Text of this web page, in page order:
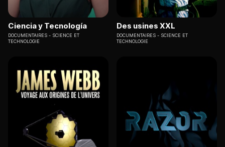
Ciencia y Tecnología
DOCUMENTAIRES
SCIENCE ET
TECHNOLOGIE
Des usines XXL
DOCUMENTAIRES
SCIENCE ET
TECHNOLOGIE